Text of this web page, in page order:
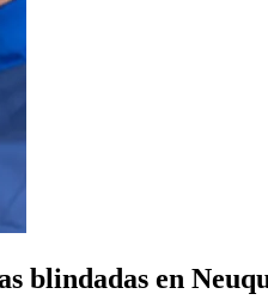
blindadas en